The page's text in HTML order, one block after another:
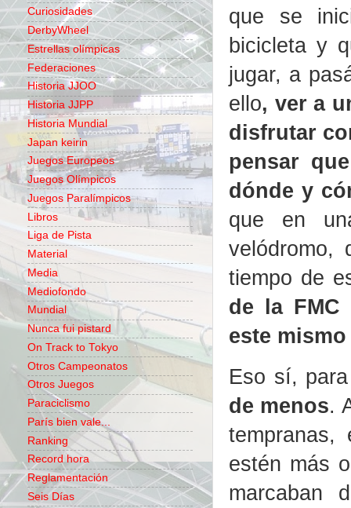
que se
bicicleta y
jugar, a
ello, ver a
disfrutar
pensar
dónde y
que en
velódromo,
tiempo de
de la
este
Eso sí,
de menos.
estén más
marcaban
Curiosidades
DerbyWheel
Estrellas olímpicas
Federaciones
Historia JJOO
Historia JJPP
Historia Mundial
Japan keirin
Juegos Europeos
Juegos Olímpicos
Juegos Paralímpicos
Libros
Liga de Pista
Material
Media
Mediofondo
Mundial
Nunca fui pistard
On Track to Tokyo
Otros Campeonatos
Otros Juegos
Paraciclismo
París bien vale...
Ranking
Record hora
Reglamentación
Seis Días